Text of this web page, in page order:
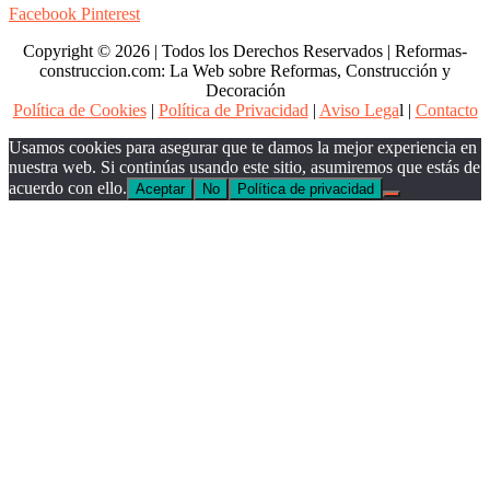
Facebook Pinterest
Copyright © 2026 | Todos los Derechos Reservados | Reformas-
construccion.com: La Web sobre Reformas, Construcción y
Decoración
Política de Cookies| Política de Privacidad | Aviso Legal | Contacto
Usamos cookies para asegurar que te damos la mejor experiencia en
nuestra web. Si continúas usando este sitio, asumiremos que estás de
acuerdo con ello. Aceptar No Política de privacidad